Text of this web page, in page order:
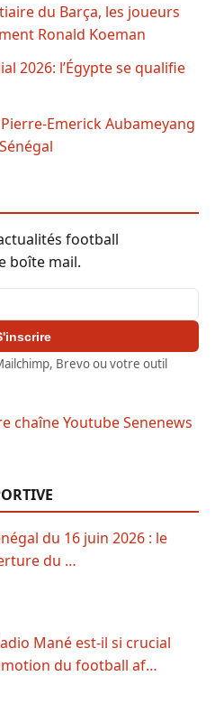
du Barça, les joueurs
Ronald Koeman
2026: l’Égypte se qualifie
Emerick Aubameyang
football
boîte mail.
Brevo ou votre outil
du 16 juin 2026 : le
du …
Mané est-il si crucial
du football af…